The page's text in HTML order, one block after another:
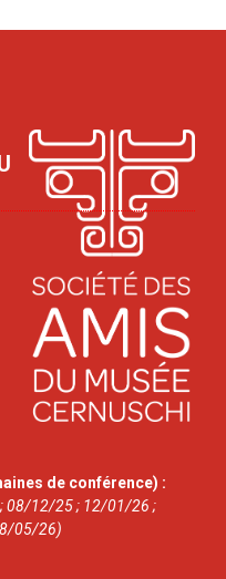
de conférence) :
08/12/25 ; 12/01/26 ;
05/26)